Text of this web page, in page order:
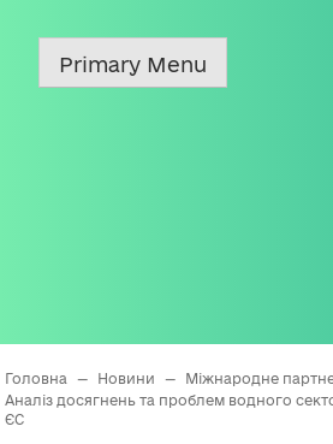
Primary Menu
Головна — Новини — Міжнародне
Аналіз досягнень та проблем водного
ЄС